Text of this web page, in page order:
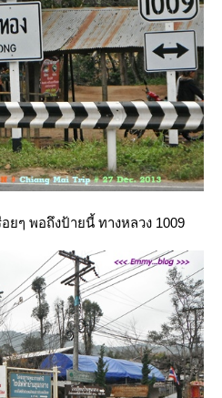
ยๆ พอถึงป้ายนี้ ทางหลวง 1009